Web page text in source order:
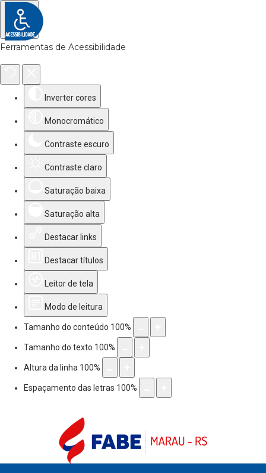
Ferramentas de Acessibilidade
Inverter cores
Monocromático
Contraste escuro
Contraste claro
Saturação baixa
Saturação alta
Destacar links
Destacar títulos
Leitor de tela
Modo de leitura
Tamanho do conteúdo 100%
Tamanho do texto 100%
Altura da linha 100%
Espaçamento das letras 100%